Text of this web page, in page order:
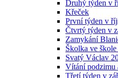
Druhý týden v
Křeček
První týden v
Čtvrtý týden v
Zamykání
Školka ve
Svatý Václav
Vítání podzimu
Třetí týden v